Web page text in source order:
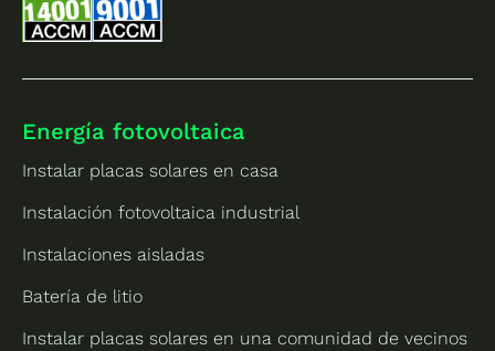
Energía fotovoltaica
Instalar placas solares en casa
Instalación fotovoltaica industrial
Instalaciones aisladas
Batería de litio
Instalar placas solares en una comunidad de vecinos